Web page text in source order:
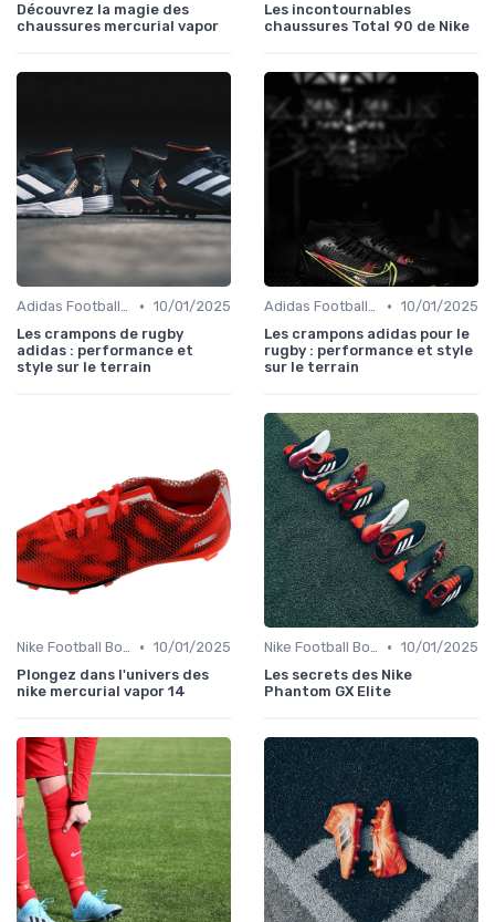
Découvrez la magie des
chaussures mercurial vapor
Les incontournables
chaussures Total 90 de Nike
Adidas Football Boots • 10/01/2025
Les crampons de rugby
adidas : performance et
style sur le terrain
Adidas Football Boots • 10/01/2025
Les crampons adidas pour le
rugby : performance et style
sur le terrain
Nike Football Boots • 10/01/2025
Plongez dans l'univers des
nike mercurial vapor 14
Nike Football Boots • 10/01/2025
Les secrets des Nike
Phantom GX Elite